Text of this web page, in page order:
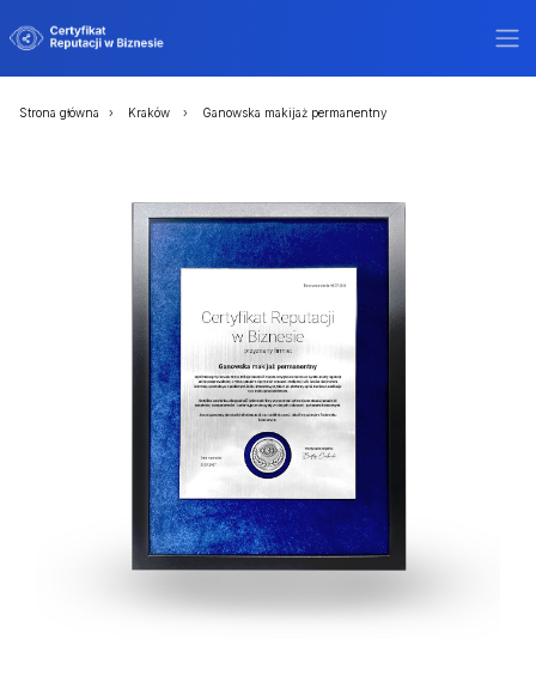
Strona główna Kraków Ganowska makijaż permanentny